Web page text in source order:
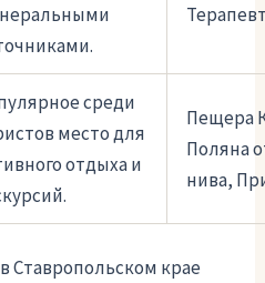
среди
место для
отдыха и
Пещера
Поляна
нива,
Ставропольском крае